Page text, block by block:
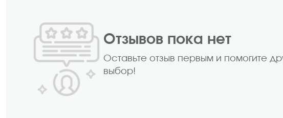
Отзывов пока нет
Оставьте отзыв первым и помогите
выбор!